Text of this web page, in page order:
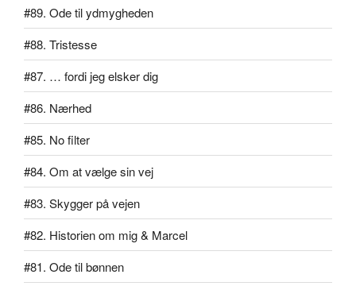
#89. Ode til ydmygheden
#88. Tristesse
#87. … fordi jeg elsker dig
#86. Nærhed
#85. No filter
#84. Om at vælge sin vej
#83. Skygger på vejen
#82. Historien om mig & Marcel
#81. Ode til bønnen